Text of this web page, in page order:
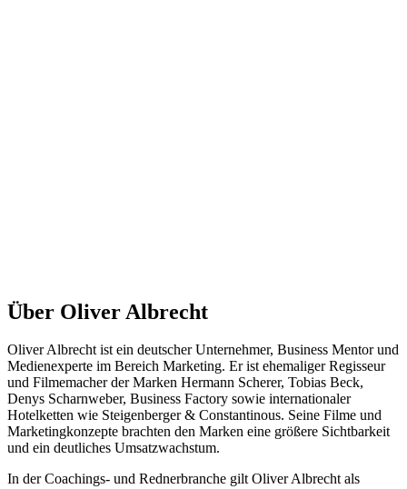
Über Oliver Albrecht
Oliver Albrecht ist ein deutscher Unternehmer, Business Mentor und
Medienexperte im Bereich Marketing. Er ist ehemaliger Regisseur
und Filmemacher der Marken Hermann Scherer, Tobias Beck,
Denys Scharnweber, Business Factory sowie internationaler
Hotelketten wie Steigenberger & Constantinous. Seine Filme und
Marketingkonzepte brachten den Marken eine größere Sichtbarkeit
und ein deutliches Umsatzwachstum.
In der Coachings- und Rednerbranche gilt Oliver Albrecht als